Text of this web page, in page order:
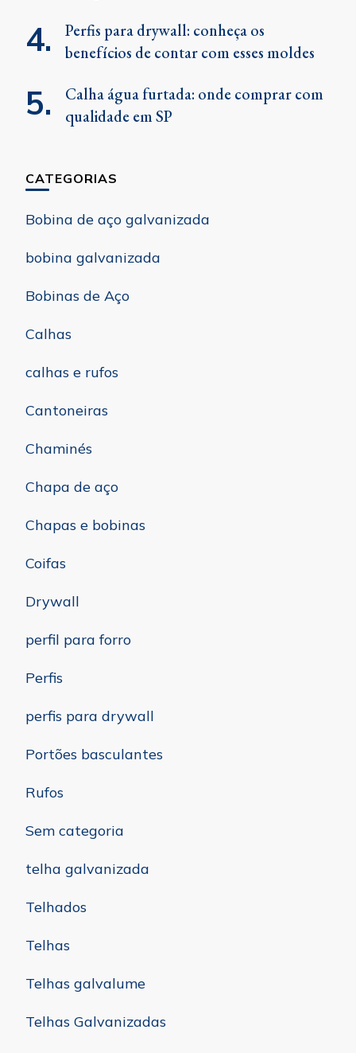
Perfis para drywall: conheça os
benefícios de contar com esses moldes
Calha água furtada: onde comprar com
qualidade em SP
CATEGORIAS
Bobina de aço galvanizada
bobina galvanizada
Bobinas de Aço
Calhas
calhas e rufos
Cantoneiras
Chaminés
Chapa de aço
Chapas e bobinas
Coifas
Drywall
perfil para forro
Perfis
perfis para drywall
Portões basculantes
Rufos
Sem categoria
telha galvanizada
Telhados
Telhas
Telhas galvalume
Telhas Galvanizadas